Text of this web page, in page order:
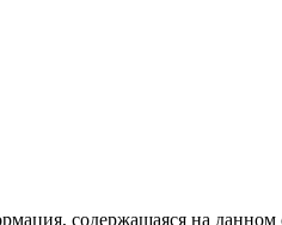
содержащаяся на